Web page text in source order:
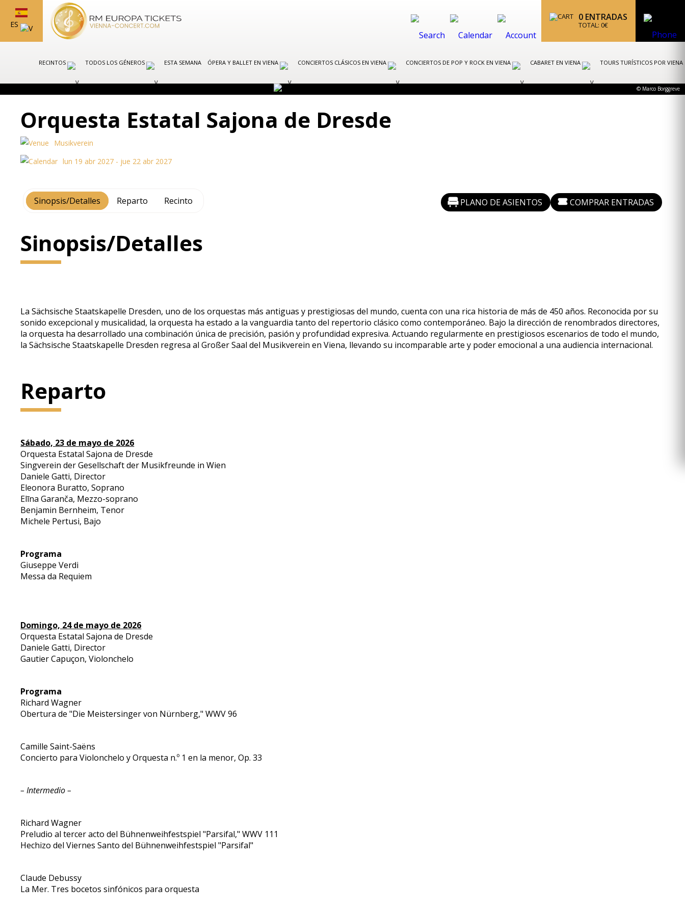
ES
0 ENTRADAS
TOTAL: 0€
RECINTOS TODOS LOS GÉNEROS ESTA SEMANA ÓPERA Y BALLET EN VIENA CONCIERTOS CLÁSICOS EN VIENA CONCIERTOS DE POP Y ROCK EN VIENA CABARET EN VIENA TOURS TURÍSTICOS POR VIENA
© Marco Borggreve
Orquesta Estatal Sajona de Dresde
Musikverein
lun 19 abr 2027 - jue 22 abr 2027
Sinopsis/Detalles Reparto Recinto PLANO DE ASIENTOS COMPRAR ENTRADAS
Sinopsis/Detalles
La Sächsische Staatskapelle Dresden, uno de los orquestas más antiguas y prestigiosas del mundo, cuenta con una rica historia de más de 450 años. Reconocida por su
sonido excepcional y musicalidad, la orquesta ha estado a la vanguardia tanto del repertorio clásico como contemporáneo. Bajo la dirección de renombrados directores,
la orquesta ha desarrollado una combinación única de precisión, pasión y profundidad expresiva. Actuando regularmente en prestigiosos escenarios de todo el mundo,
la Sächsische Staatskapelle Dresden regresa al Großer Saal del Musikverein en Viena, llevando su incomparable arte y poder emocional a una audiencia internacional.
Reparto
Sábado, 23 de mayo de 2026
Orquesta Estatal Sajona de Dresde
Singverein der Gesellschaft der Musikfreunde in Wien
Daniele Gatti, Director
Eleonora Buratto, Soprano
Elīna Garanča, Mezzo-soprano
Benjamin Bernheim, Tenor
Michele Pertusi, Bajo
Programa
Giuseppe Verdi
Messa da Requiem
Domingo, 24 de mayo de 2026
Orquesta Estatal Sajona de Dresde
Daniele Gatti, Director
Gautier Capuçon, Violonchelo
Programa
Richard Wagner
Obertura de "Die Meistersinger von Nürnberg," WWV 96
Camille Saint-Saëns
Concierto para Violonchelo y Orquesta n.º 1 en la menor, Op. 33
– Intermedio –
Richard Wagner
Preludio al tercer acto del Bühnenweihfestspiel "Parsifal," WWV 111
Hechizo del Viernes Santo del Bühnenweihfestspiel "Parsifal"
Claude Debussy
La Mer. Tres bocetos sinfónicos para orquesta